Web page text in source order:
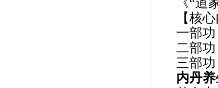
《“
【核
一部
二部
三部
内丹